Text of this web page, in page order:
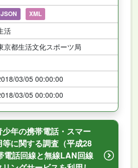
JSON XML
活
京都生活文化スポーツ局
03/05 00:00:00
03/05 00:00:00
年の携帯電話・スマー
等に関する調査（平成28
話回線と無線LAN回線